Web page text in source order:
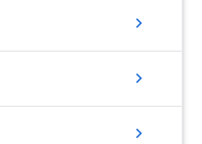
chevron_right
chevron_right
chevron_right